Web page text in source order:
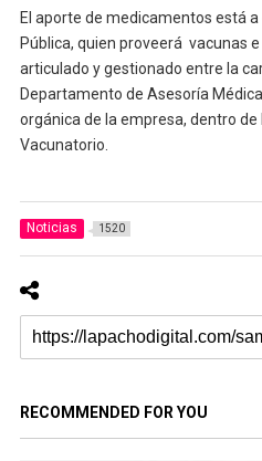
El aporte de medicamentos está
Pública, quien proveerá vacunas
articulado y gestionado entre la
Departamento de Asesoría
orgánica de la empresa, dentro de
Vacunatorio.
Noticias 1520
RECOMMENDED FOR YOU